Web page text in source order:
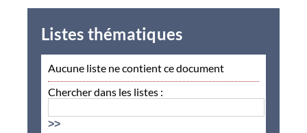
Listes thématiques
Aucune liste ne contient ce document
Chercher dans les listes :
>>